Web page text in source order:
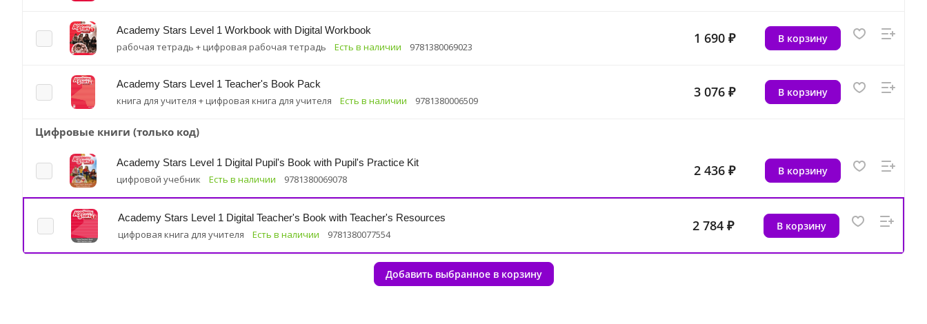
Academy Stars Level 1 Workbook with Digital Workbook
рабочая тетрадь + цифровая рабочая тетрадь Есть в наличии 9781380069023
1 690 ₽ В корзину
Academy Stars Level 1 Teacher's Book Pack
книга для учителя + цифровая книга для учителя Есть в наличии 9781380006509
3 076 ₽ В корзину
Цифровые книги (только код)
Academy Stars Level 1 Digital Pupil's Book with Pupil's Practice Kit
цифровой учебник Есть в наличии 9781380069078
2 436 ₽ В корзину
Academy Stars Level 1 Digital Teacher's Book with Teacher's Resources
цифровая книга для учителя Есть в наличии 9781380077554
2 784 ₽ В корзину
Добавить выбранное в корзину